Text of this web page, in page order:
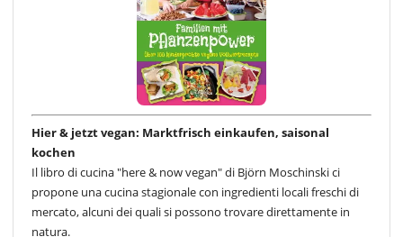
Hier & jetzt vegan: Marktfrisch einkaufen, saisonal
kochen
Il libro di cucina "here & now vegan" di Björn Moschinski ci
propone una cucina stagionale con ingredienti locali freschi di
mercato, alcuni dei quali si possono trovare direttamente in
natura.